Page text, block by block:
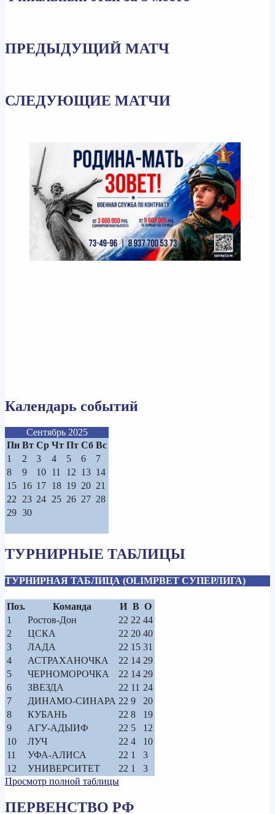
ПРЕДЫДУЩИЙ МАТЧ
СЛЕДУЮЩИЕ МАТЧИ
Календарь событий
Сентябрь 2025
Пн Вт Ср Чт Пт Сб Вс
1
2 3 4 5 6
7
8
9 10 11 12 13 14
15 16 17 18 19 20 21
22
23 24 25 26 27 28
29 30
ТУРНИРНЫЕ ТАБЛИЦЫ
ТУРНИРНАЯ ТАБЛИЦА (OLIMPBET СУПЕРЛИГА)
Поз. Команда И В О
1
Ростов-Дон 22 22 44
2
ЦСКА 22 20 40
3
ЛАДА 22 15 31
4
АСТРАХАНОЧКА 22 14 29
5
ЧЕРНОМОРОЧКА 22 14 29
6
ЗВЕЗДА 22 11 24
7
ДИНАМО-СИНАРА 22 9
20
8
КУБАНЬ 22 8
19
9
АГУ-АДЫИФ 22 5
12
10
ЛУЧ 22 4
10
11
УФА-АЛИСА 22 1
3
12
УНИВЕРСИТЕТ 22 1
3
Просмотр полной таблицы
ПЕРВЕНСТВО РФ